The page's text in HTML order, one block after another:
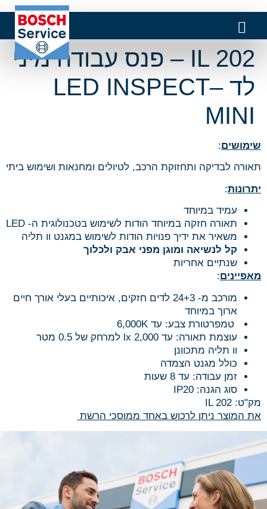
IL 202 – פנס עבודה מיני
לד –LED INSPECT
MINI
שימושים:
תאורה לבדיקה ותחזוקת הרכב, לטיולים ומחנאות ושימוש ביתי
יתרונות:
עמיד במיוחד
תאורה חזקה במיוחד הודות לשימוש בטכנולוגית ה- LED
משאיר את ידיך פנויות הודות לשימוש במגנט וו תליה
קל לנשיאה ומוגן מפני אבק ולכלוך
שנתיים אחריות
מאפיינים:
מורכב מ- 24+3 לדים חזקים, איכותיים בעלי אורך חיים
ארוך במיוחד
טמפרטורת צבע: עד 6,000K
עוצמת תאורה: עד 2,000 lx למרחק של 0.5 מטר
וו תליה מתכוונן
כולל מגנט הצמדה
זמן עבודה: עד 8 שעות
סוג הגנה: IP20
מק"ט: IL 202
את המוצר ניתן לרכוש באחד ממוסכי הרשת